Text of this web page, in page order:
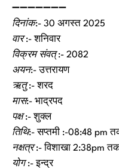
➖➖➖➖➖➖➖
दिनांक:- 30 अगस्त 2025
वार:- शनिवार
विक्रम संवत्:- 2082
अयन:- उत्तरायण
ऋतु:- शरद
मास:- भाद्रपद
पक्ष:- शुक्ल
तिथि:- सप्तमी :-08:48 pm
नक्षत्र:- विशाखा 2:38pm
योग:- इन्द्र